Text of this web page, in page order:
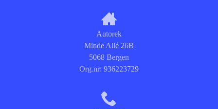
Autorek
Minde Allé 26B
5068 Bergen
Org.nr: 936223729